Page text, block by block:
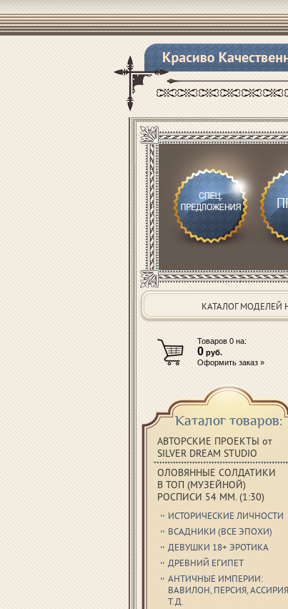
КАТАЛОГ МОДЕЛЕЙ
Товаров 0 на:
0 руб.
Оформить заказ »
Каталог товаров:
АВТОРСКИЕ ПРОЕКТЫ от
SILVER DREAM STUDIO
ОЛОВЯННЫЕ СОЛДАТИКИ
В ТОП (МУЗЕЙНОЙ)
РОСПИСИ 54 ММ. (1:30)
ИСТОРИЧЕСКИЕ ЛИЧНОСТИ
ВСАДНИКИ (ВСЕ ЭПОХИ)
ДЕВУШКИ 18+ ЭРОТИКА
ДРЕВНИЙ ЕГИПЕТ
АНТИЧНЫЕ ИМПЕРИИ:
ВАВИЛОН, ПЕРСИЯ,
Т.Д.